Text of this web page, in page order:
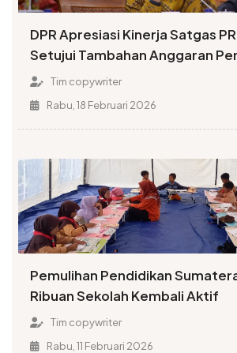
DPR Apresiasi Kinerja Satgas
Setujui Tambahan Anggaran
Tim copywriter
Rabu, 18 Februari 2026
Pemulihan Pendidikan
Ribuan Sekolah Kembali Aktif
Tim copywriter
Rabu, 11 Februari 2026